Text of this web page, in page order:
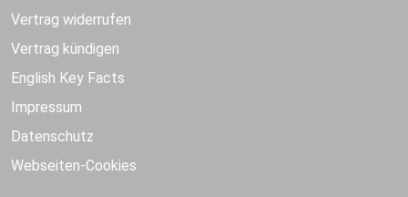
Vertrag widerrufen
Vertrag kündigen
English Key Facts
Impressum
Datenschutz
Webseiten-Cookies